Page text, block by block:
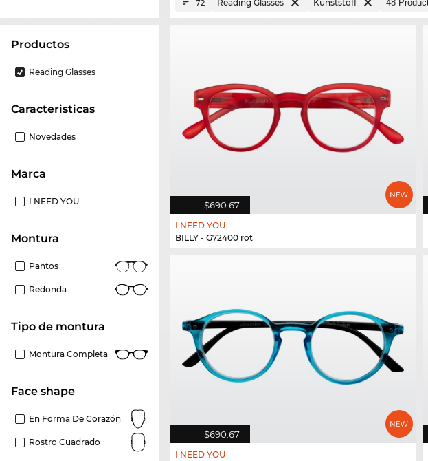
Productos
Reading Glasses
Caracteristicas
Novedades
Marca
I NEED YOU
Montura
Pantos
Redonda
Tipo de montura
Montura Completa
Face shape
En Forma De Corazón
Rostro Cuadrado
72 Reading Glasses Kunststoff
$690.67
I NEED YOU
BILLY - G72400 rot
$690.67
I NEED YOU